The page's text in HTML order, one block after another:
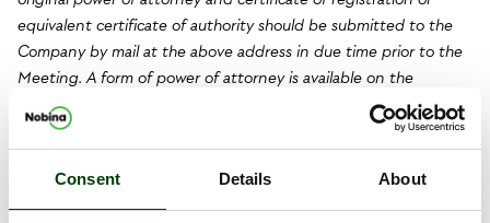
Consent Details About
equivalent certificate of authority should be submitted to the
Company by mail at the above address in due time prior to the
Meeting. A form of power of attorney is available on the
Company’s website: www.nobina.com.
1. Stämmans öppnande /Opening of the Meeting